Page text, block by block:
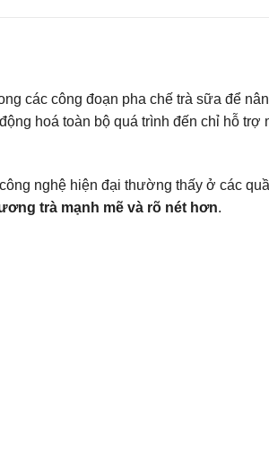
các công đoạn pha chế trà sữa để
hoá toàn bộ quá trình đến chỉ hỗ trợ
nghệ hiện đại thường thấy ở các
trà mạnh mẽ và rõ nét hơn.